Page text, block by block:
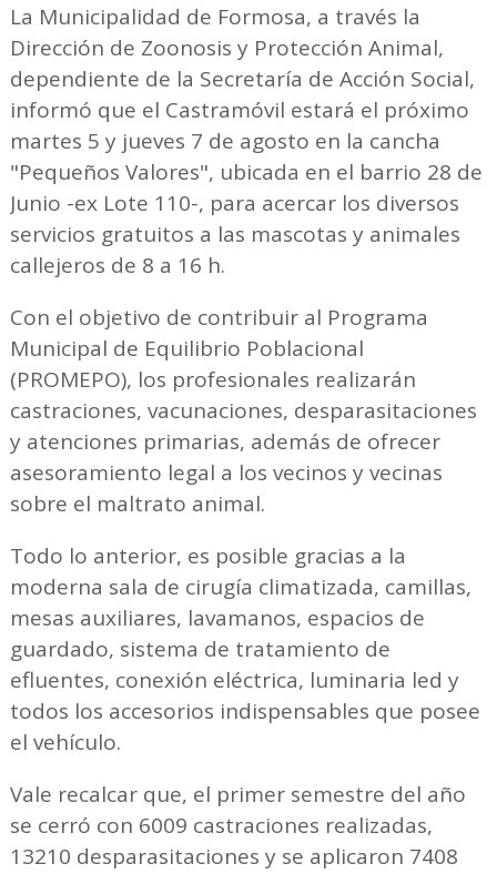
La Municipalidad de Formosa, a través la
Dirección de Zoonosis y Protección Animal,
dependiente de la Secretaría de Acción Social,
informó que el Castramóvil estará el próximo
martes 5 y jueves 7 de agosto en la cancha
"Pequeños Valores", ubicada en el barrio 28 de
Junio -ex Lote 110-, para acercar los diversos
servicios gratuitos a las mascotas y animales
callejeros de 8 a 16 h.
Con el objetivo de contribuir al Programa
Municipal de Equilibrio Poblacional
(PROMEPO), los profesionales realizarán
castraciones, vacunaciones, desparasitaciones
y atenciones primarias, además de ofrecer
asesoramiento legal a los vecinos y vecinas
sobre el maltrato animal.
Todo lo anterior, es posible gracias a la
moderna sala de cirugía climatizada, camillas,
mesas auxiliares, lavamanos, espacios de
guardado, sistema de tratamiento de
efluentes, conexión eléctrica, luminaria led y
todos los accesorios indispensables que posee
el vehículo.
Vale recalcar que, el primer semestre del año
se cerró con 6009 castraciones realizadas,
13210 desparasitaciones y se aplicaron 7408